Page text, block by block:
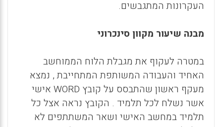
העקרונות המתגבשים.
מבנה שיעור מקוון סינכרוני
במטרה לעקוף את מגבלת הלוח הממוחשב
האחיד והעבודה המשותפת המתחייבת , נמצא
מעקף ראשון שהתבסס על קובץ WORD אישי
אשר נשלח לכל תלמיד . הקובץ נראה אצל כל
תלמיד במחשב האישי ושאר המשתתפים לא